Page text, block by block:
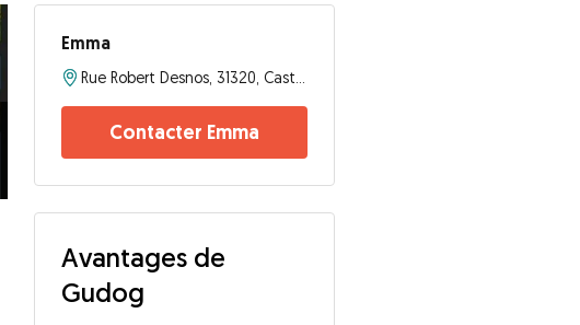
photos
Emma
Contacter Emma
Avantages de
Gudog